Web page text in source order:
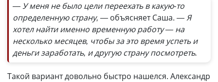
— У меня не было цели переехать в какую-то
определенную страну, — объясняет Саша. — Я
хотел найти именно временную работу — на
несколько месяцев, чтобы за это время успеть и
деньги заработать, и другую страну посмотреть.
Такой вариант довольно быстро нашелся. Александр